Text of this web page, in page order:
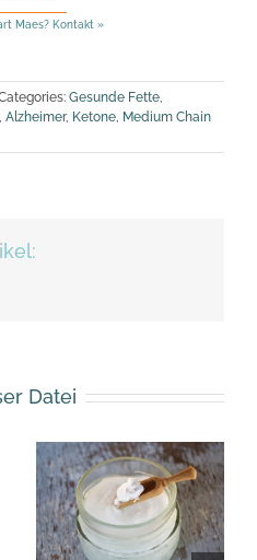
Maes? Kontakt »
Gesunde Fette,
, Alzheimer, Ketone, Medium Chain
Datei